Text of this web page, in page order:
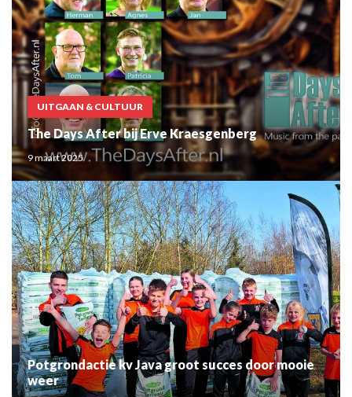
UITGAAN & CULTUUR
The Days After bij Erve Kraesgenberg
9 maart 2025
Potgrondactie kv Java groot succes door mooie
weer